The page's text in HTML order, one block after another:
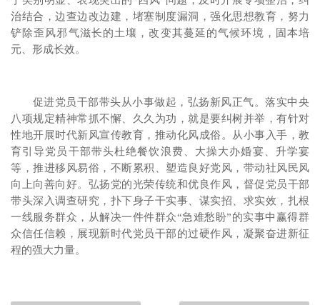
治结合，边查边改边建，堵塞制度漏洞，强化思想教育，努力
铲除歪风邪气滋长的土壤，改变其蔓延的气候环境，固本培
元、形成长效。
促进党员干部带头从小事做起，弘扬新风正气。落实中央
八项规定精神常抓不懈、久久为功，就是要纠树并举，有针对
性地开展时代新风宣传教育，推动化风成俗。从小事入手，教
育引导党员干部带头杜绝餐饮浪费、大操大办婚宴、升学宴
等，推进移风易俗，不断累积、塑造良好党风，带动社风民风
向上向善向好。弘扬党的光荣传统和优良作风，督促党员干部
带头深入调查研究，扑下身子干实事、谋实招、求实效，扎根
一线服务群众，从解决一件件群众“急难愁盼”的实事中赢得群
众信任信赖，展现新时代党员干部的过硬作风，凝聚奋进新征
程的强大力量。